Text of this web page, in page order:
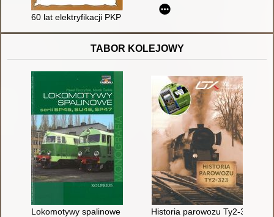
60 lat elektryfikacji PKP : praca zbiorowa
TABOR KOLEJOWY
Lokomotywy spalinowe serii SP45, SU46, SP47
Historia parowozu Ty2-323